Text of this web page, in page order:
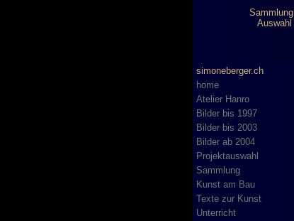
simoneberger.ch
home
Atelier Hanro
Bilder bis 1997
Bilder bis 2003
Bilder ab 2004
Projektauswahl
Sammlung
Kunst am Bau
Texte zur Kunst
Unterricht
Sammlung
Auswahl